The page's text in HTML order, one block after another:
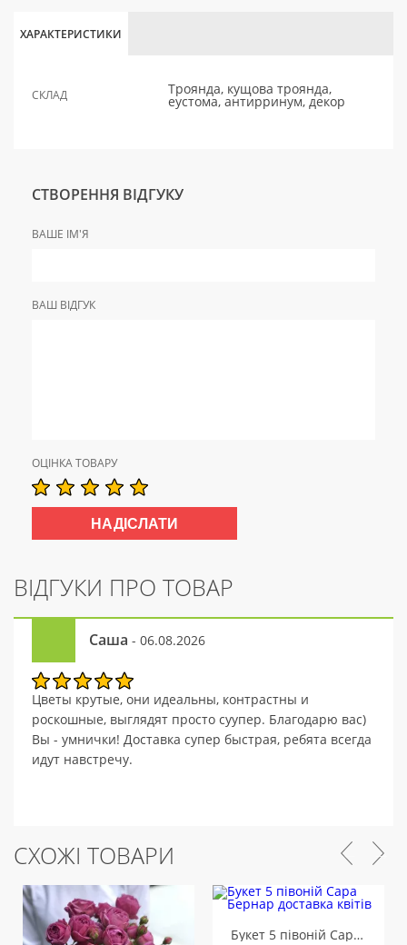
ХАРАКТЕРИСТИКИ
СКЛАД Троянда, кущова троянда,
еустома, антирринум, декор
СТВОРЕННЯ ВІДГУКУ
ВАШЕ ІМ'Я
ВАШ ВІДГУК
ОЦІНКА ТОВАРУ
ВІДГУКИ ПРО ТОВАР
Саша - 06.08.2026
Цветы крутые, они идеальны, контрастны и
роскошные, выглядят просто суупер. Благодарю вас)
Вы - умнички! Доставка супер быстрая, ребята всегда
идут навстречу.
СХОЖІ ТОВАРИ
Букет 5 півоній Сара Бернар